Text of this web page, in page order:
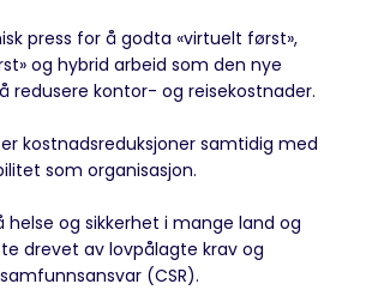
press for å godta «virtuelt først»,
og hybrid arbeid som den nye
redusere kontor- og reisekostnader.
kostnadsreduksjoner samtidig med
som organisasjon.
og sikkerhet i mange land og
drevet av lovpålagte krav og
(CSR).